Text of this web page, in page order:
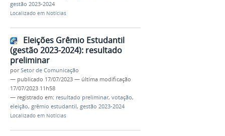
gestão 2023-2024
Localizado em Notícias
Eleições Grêmio Estudantil
(gestão 2023-2024): resultado
preliminar
porSetor de Comunicação
— publicado 17/07/2023 — última modificação
17/07/2023 11h58
— registrado em: resultado preliminar, votação,
eleição, grêmio estudantil, gestão 2023-2024
Localizado em Notícias